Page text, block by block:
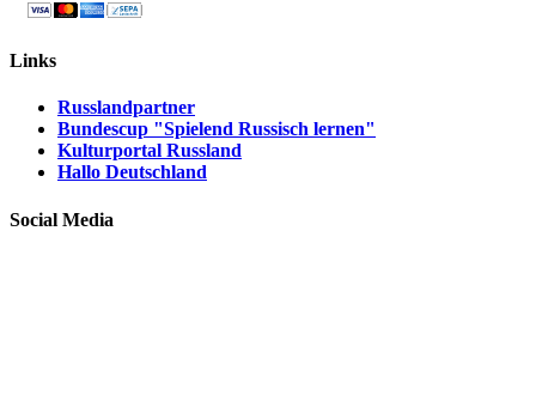
Links
Russlandpartner
Bundescup "Spielend Russisch lernen"
Kulturportal Russland
Hallo Deutschland
Social Media